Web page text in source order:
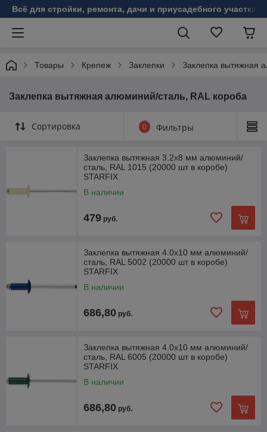
Всё для стройки, ремонта, дачи и приусадебного участка!
Товары Крепеж Заклепки Заклепка вытяжная
Заклепка вытяжная алюминий/сталь, RAL короба
Сортировка 0 Фильтры
Заклепка вытяжная 3.2х8 мм алюминий/
сталь, RAL 1015 (20000 шт в коробе)
STARFIX
В наличии
479 руб.
Заклепка вытяжная 4.0х10 мм алюминий/
сталь, RAL 5002 (20000 шт в коробе)
STARFIX
В наличии
686,80 руб.
Заклепка вытяжная 4.0х10 мм алюминий/
сталь, RAL 6005 (20000 шт в коробе)
STARFIX
В наличии
686,80 руб.